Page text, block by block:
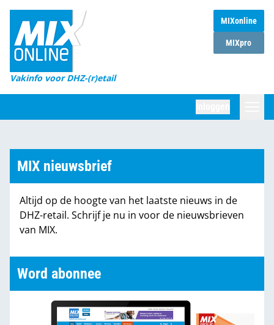
MIXonline
MIXpro
Vakinfo voor DHZ-(r)etail
Home
Magazines
DHZ Sessie
Marktcijfers
Partners
MIX nieuwsbrief
Altijd op de hoogte van het laatste nieuws in de
DHZ-retail. Schrijf je nu in voor de nieuwsbrieven
van MIX.
Word abonnee